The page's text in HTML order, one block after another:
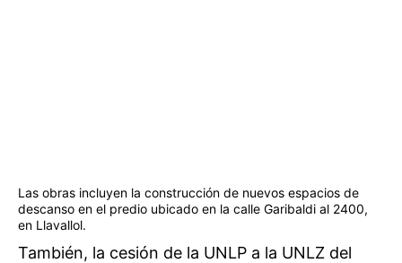
Las obras incluyen la construcción de nuevos espacios de
descanso en el predio ubicado en la calle Garibaldi al 2400,
en Llavallol.
También, la cesión de la UNLP a la UNLZ del